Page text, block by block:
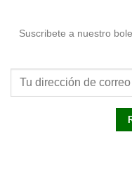
Suscribete a nuestro